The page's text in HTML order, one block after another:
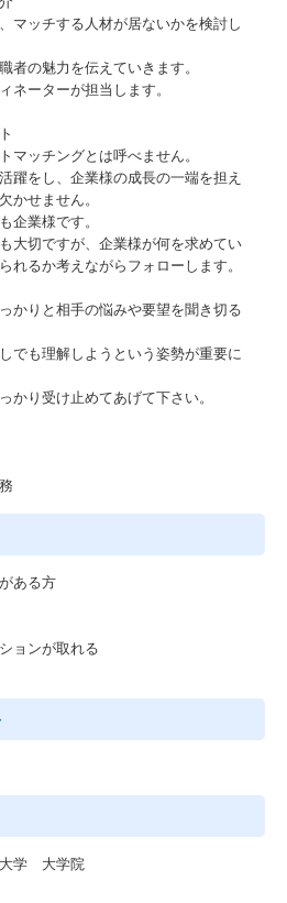
マッチする人材が居ないかを検討し
者の魅力を伝えていきます。
ネーターが担当します。
マッチングとは呼べません。
躍をし、企業様の成長の一端を担え
かせません。
企業様です。
大切ですが、企業様が何を求めてい
れるか考えながらフォローします。
かりと相手の悩みや要望を聞き切る
でも理解しようという姿勢が重要に
かり受け止めてあげて下さい。
ある方
ョンが取れる
学 大学院